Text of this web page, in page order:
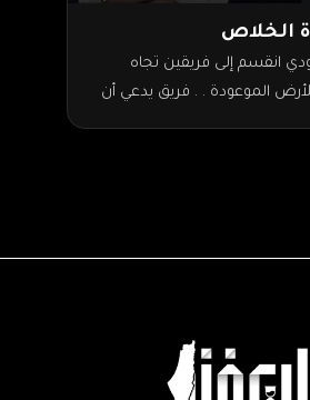
الخلاص
انقسم إلى فريقين تجاه
الموعودة . . فريق يدعي أن